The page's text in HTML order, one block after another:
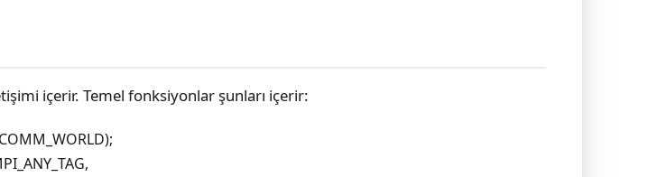
içerir. Temel fonksiyonlar şunları içerir: